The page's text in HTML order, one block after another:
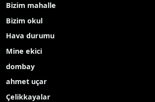
Bizim mahalle
Bizim okul
Hava durumu
Mine ekici
dombay
ahmet uçar
Çelikkayalar